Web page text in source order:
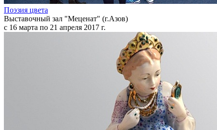
Поэзия цвета
Выставочный зал "Меценат" (г.Азов)
с 16 марта по 21 апреля 2017 г.